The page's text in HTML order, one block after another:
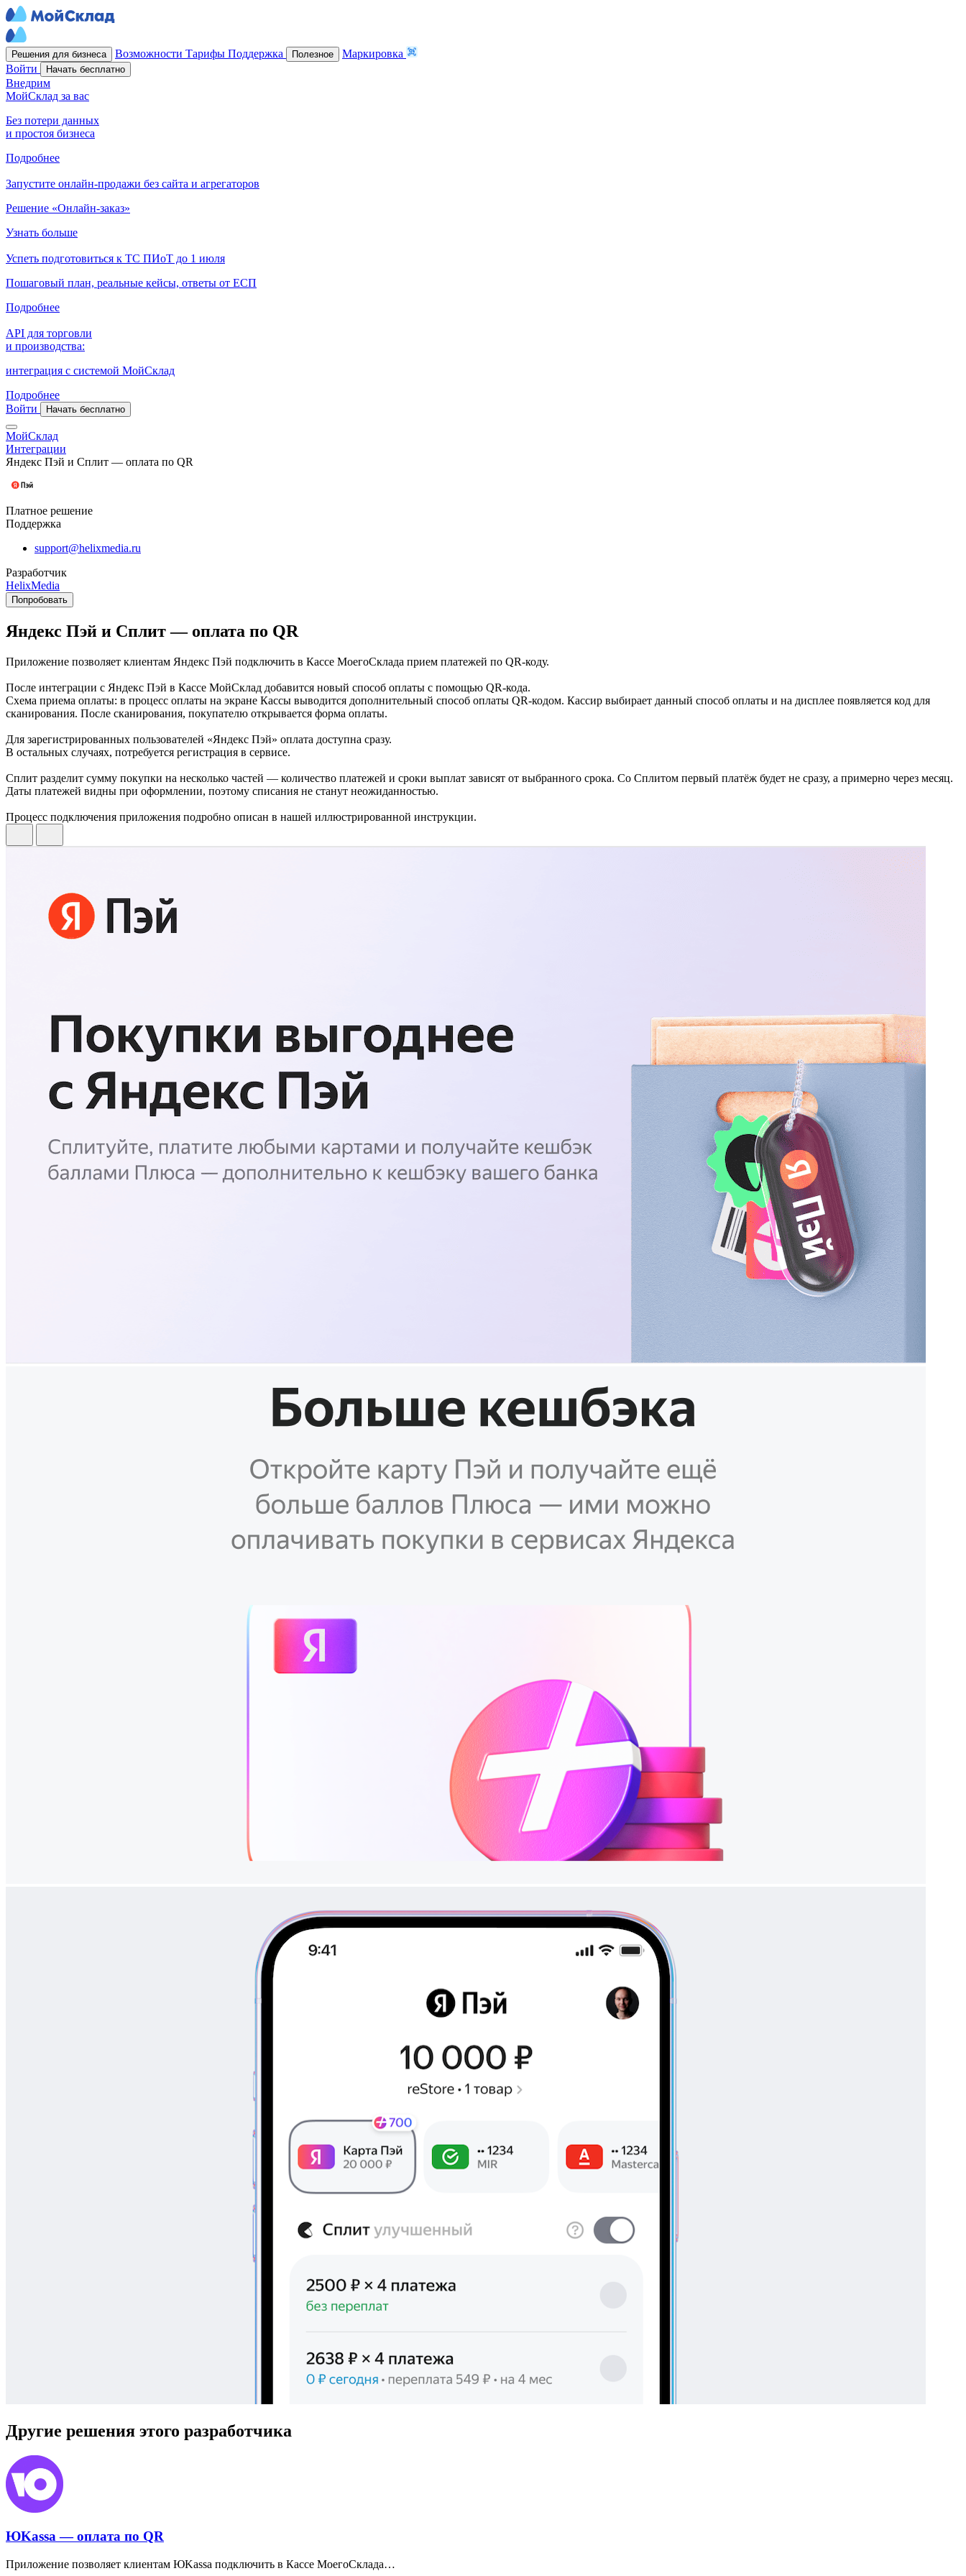
Решения для бизнеса Возможности Тарифы Поддержка Полезное
Маркировка
Войти
Начать бесплатно
Внедрим
МойСклад за вас
Без потери данных
и простоя бизнеса
Подробнее
Запустите онлайн-продажи без сайта и агрегаторов
Решение «Онлайн-заказ»
Узнать больше
Успеть подготовиться к ТС ПИоТ до 1 июля
Пошаговый план, реальные кейсы, ответы от ЕСП
Подробнее
API для торговли
и производства:
интеграция с системой МойСклад
Подробнее
Войти
Начать бесплатно
МойСклад
Интеграции
Яндекс Пэй и Сплит — оплата по QR
Платное решение
Поддержка
support@helixmedia.ru
Разработчик
HelixMedia
Попробовать
Яндекс Пэй и Сплит — оплата по QR
Приложение позволяет клиентам Яндекс Пэй подключить в Кассе МоегоСклада прием платежей по QR-коду.
После интеграции с Яндекс Пэй в Кассе МойСклад добавится новый способ оплаты с помощью QR-кода.
Схема приема оплаты: в процесс оплаты на экране Кассы выводится дополнительный способ оплаты QR-кодом. Кассир выбирает данный способ оплаты и на дисплее появляется код для
сканирования. После сканирования, покупателю открывается форма оплаты.
Для зарегистрированных пользователей «Яндекс Пэй» оплата доступна сразу.
В остальных случаях, потребуется регистрация в сервисе.
Сплит разделит сумму покупки на несколько частей — количество платежей и сроки выплат зависят от выбранного срока. Со Сплитом первый платёж будет не сразу, а примерно через месяц.
Даты платежей видны при оформлении, поэтому списания не станут неожиданностью.
Процесс подключения приложения подробно описан в нашей иллюстрированной инструкции.
Другие решения этого разработчика
ЮKassa — оплата по QR
Приложение позволяет клиентам ЮKassa подключить в Кассе МоегоСклада…